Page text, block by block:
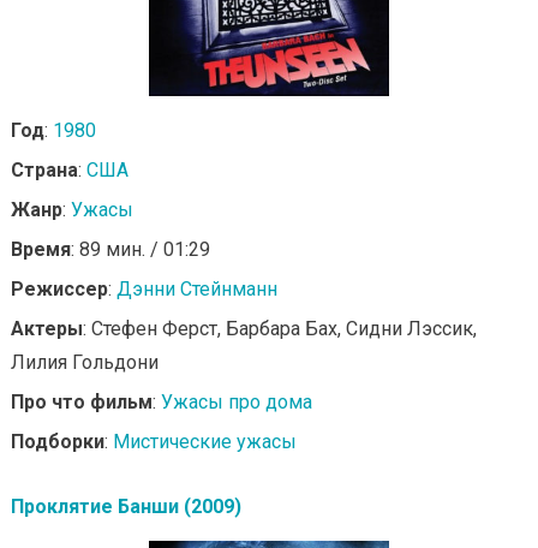
Год: 1980
Страна: США
Жанр: Ужасы
Время: 89 мин. / 01:29
Режиссер: Дэнни Стейнманн
Актеры: Стефен Ферст, Барбара Бах, Сидни Лэссик,
Лилия Гольдони
Про что фильм: Ужасы про дома
Подборки: Мистические ужасы
Проклятие Банши (2009)